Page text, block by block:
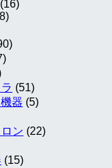
(16)
(51)
器 (5)
ン (22)
(15)